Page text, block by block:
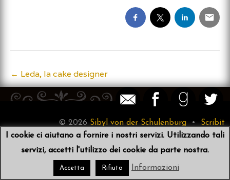
Post
navigation
← Leda, la cake designer
I cookie ci aiutano a fornire i nostri servizi. Utilizzando tali
servizi, accetti l'utilizzo dei cookie da parte nostra.
Accetta Rifiuta Informazioni
© 2026 Sibyl von der Schulenburg • Scribit